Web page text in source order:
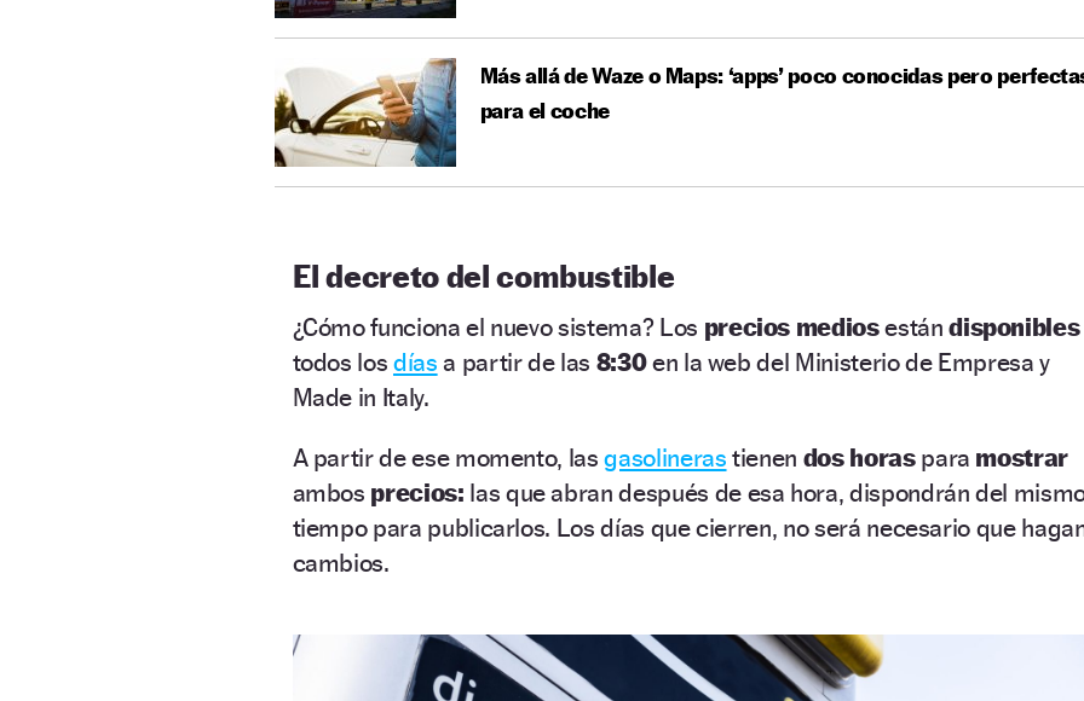
Más allá de Waze o Maps: ‘apps’ poco conocidas pero
para el coche
El decreto del combustible
¿Cómo funciona el nuevo sistema? Los precios mediosestándisponibles
todos losdías a partir de las 8:30en la web del Ministerio de Empresa y
Made in Italy.
A partir de ese momento, lasgasolineras tienen dos horaspara mostrar
ambos precios: las que abran después de esa hora, dispondrán del
tiempo para publicarlos. Los días que cierren, no será necesario que
cambios.